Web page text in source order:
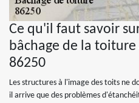
Ce qu'il faut savoir
bâchage de la toiture
86250
Les structures à l'image des toits ne
il arrive que des problèmes